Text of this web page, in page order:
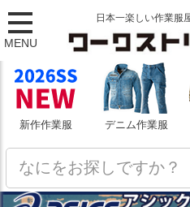
MENU
日本一楽しい作業服
新作作業服 デニム作業服